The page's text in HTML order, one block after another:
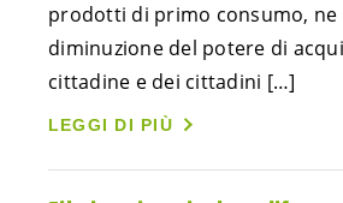
prodotti di primo consumo, ne
diminuzione del potere di
cittadine e dei cittadini […]
LEGGI DI PIÙ